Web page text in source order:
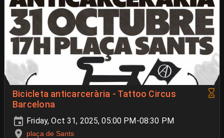
Bicicleta anticarcerària - Tattoo Circus
Barcelona
Friday, Oct 31, 2025, 05:00 PM-08:30 PM
plaça de Sants